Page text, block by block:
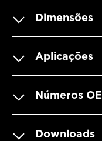
Dimensões
Aplicações
Números OE
Downloads